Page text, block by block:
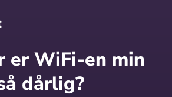
er WiFi-en min
dårlig?